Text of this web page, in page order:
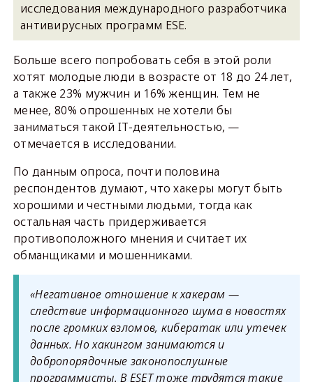
исследования международного разработчика
антивирусных программ ESE.
Больше всего попробовать себя в этой роли
хотят молодые люди в возрасте от 18 до 24 лет,
а также 23% мужчин и 16% женщин. Тем не
менее, 80% опрошенных не хотели бы
заниматься такой IT-деятельностью, —
отмечается в исследовании.
По данным опроса, почти половина
респондентов думают, что хакеры могут быть
хорошими и честными людьми, тогда как
остальная часть придерживается
противоположного мнения и считает их
обманщиками и мошенниками.
«Негативное отношение к хакерам —
следствие информационного шума в новостях
после громких взломов, кибератак или утечек
данных. Но хакингом занимаются и
добропорядочные законопослушные
программисты. В ESET тоже трудятся такие